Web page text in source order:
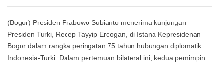
(Bogor) Presiden Prabowo Subianto menerima kunjungan
Presiden Turki, Recep Tayyip Erdogan, di Istana Kepresidenan
Bogor dalam rangka peringatan 75 tahun hubungan diplomatik
Indonesia-Turki. Dalam pertemuan bilateral ini, kedua pemimpin